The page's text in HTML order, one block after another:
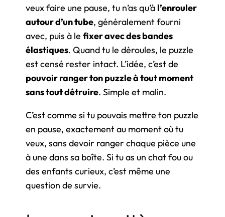
veux faire une pause, tu n’as qu’à l’enrouler
autour d’un tube, généralement fourni
avec, puis à le fixer avec des bandes
élastiques. Quand tu le déroules, le puzzle
est censé rester intact. L’idée, c’est de
pouvoir ranger ton puzzle à tout moment
sans tout détruire. Simple et malin.
C’est comme si tu pouvais mettre ton puzzle
en pause, exactement au moment où tu
veux, sans devoir ranger chaque pièce une
à une dans sa boîte. Si tu as un chat fou ou
des enfants curieux, c’est même une
question de survie.